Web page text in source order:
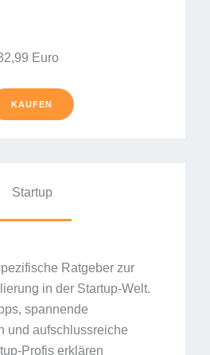
Euro
KAUFEN
Startup
Ratgeber zur
in der Startup-Welt.
spannende
und aufschlussreiche
Profis erklären